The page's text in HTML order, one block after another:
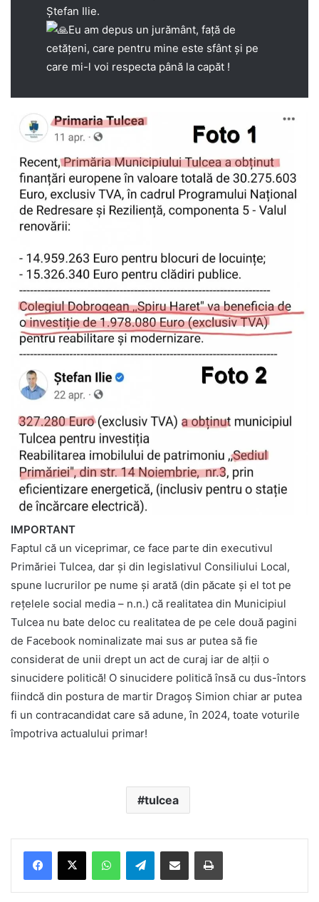
Ștefan Ilie.
Eu am depus un jurământ, față de
cetățeni, care pentru mine este sfânt și pe
care mi-l voi respecta până la capăt !
IMPORTANT
Faptul că un viceprimar, ce face parte din executivul
Primăriei Tulcea, dar și din legislativul Consiliului Local,
spune lucrurilor pe nume și arată (din păcate și el tot pe
rețelele social media – n.n.) că realitatea din Municipiul
Tulcea nu bate deloc cu realitatea de pe cele două pagini
de Facebook nominalizate mai sus ar putea să fie
considerat de unii drept un act de curaj iar de alții o
sinucidere politică! O sinucidere politică însă cu dus-întors
fiindcă din postura de martir Dragoș Simion chiar ar putea
fi un contracandidat care să adune, în 2024, toate voturile
împotriva actualului primar!
tulcea
Telegram